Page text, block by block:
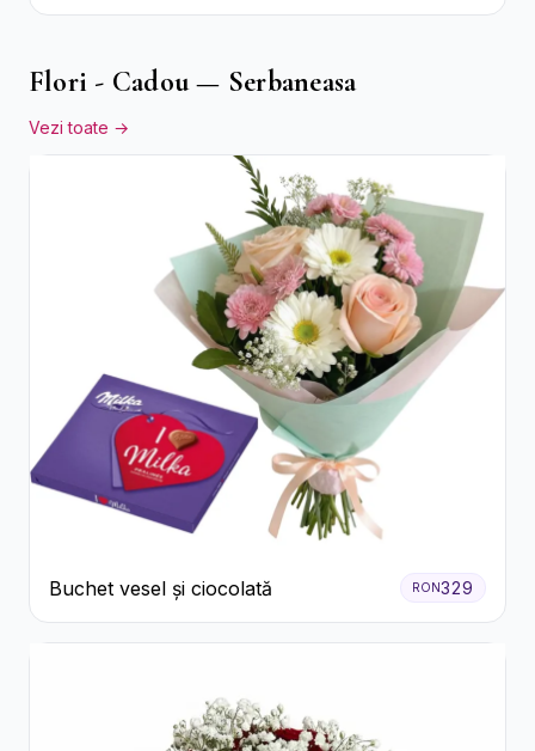
și Eucalipt
Flori - Cadou — Serbaneasa
Vezi toate →
Buchet vesel și ciocolată RON329